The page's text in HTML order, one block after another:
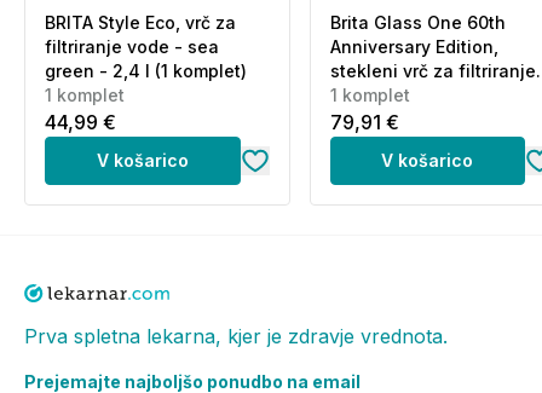
BRITA Style Eco, vrč za
filtriranje vode - sea
green - 2,4 l (1 komplet)
1 komplet
44,99 €
V košarico
Brita Glass One 60th
Anniversary Edition,
stekleni vrč za filtriranje
vode - zelen - 2,5 l (1
komplet)
1 komplet
79,91 €
V košarico
Prva spletna lekarna, kjer je zdravje vrednota.
Prejemajte najboljšo ponudbo na email